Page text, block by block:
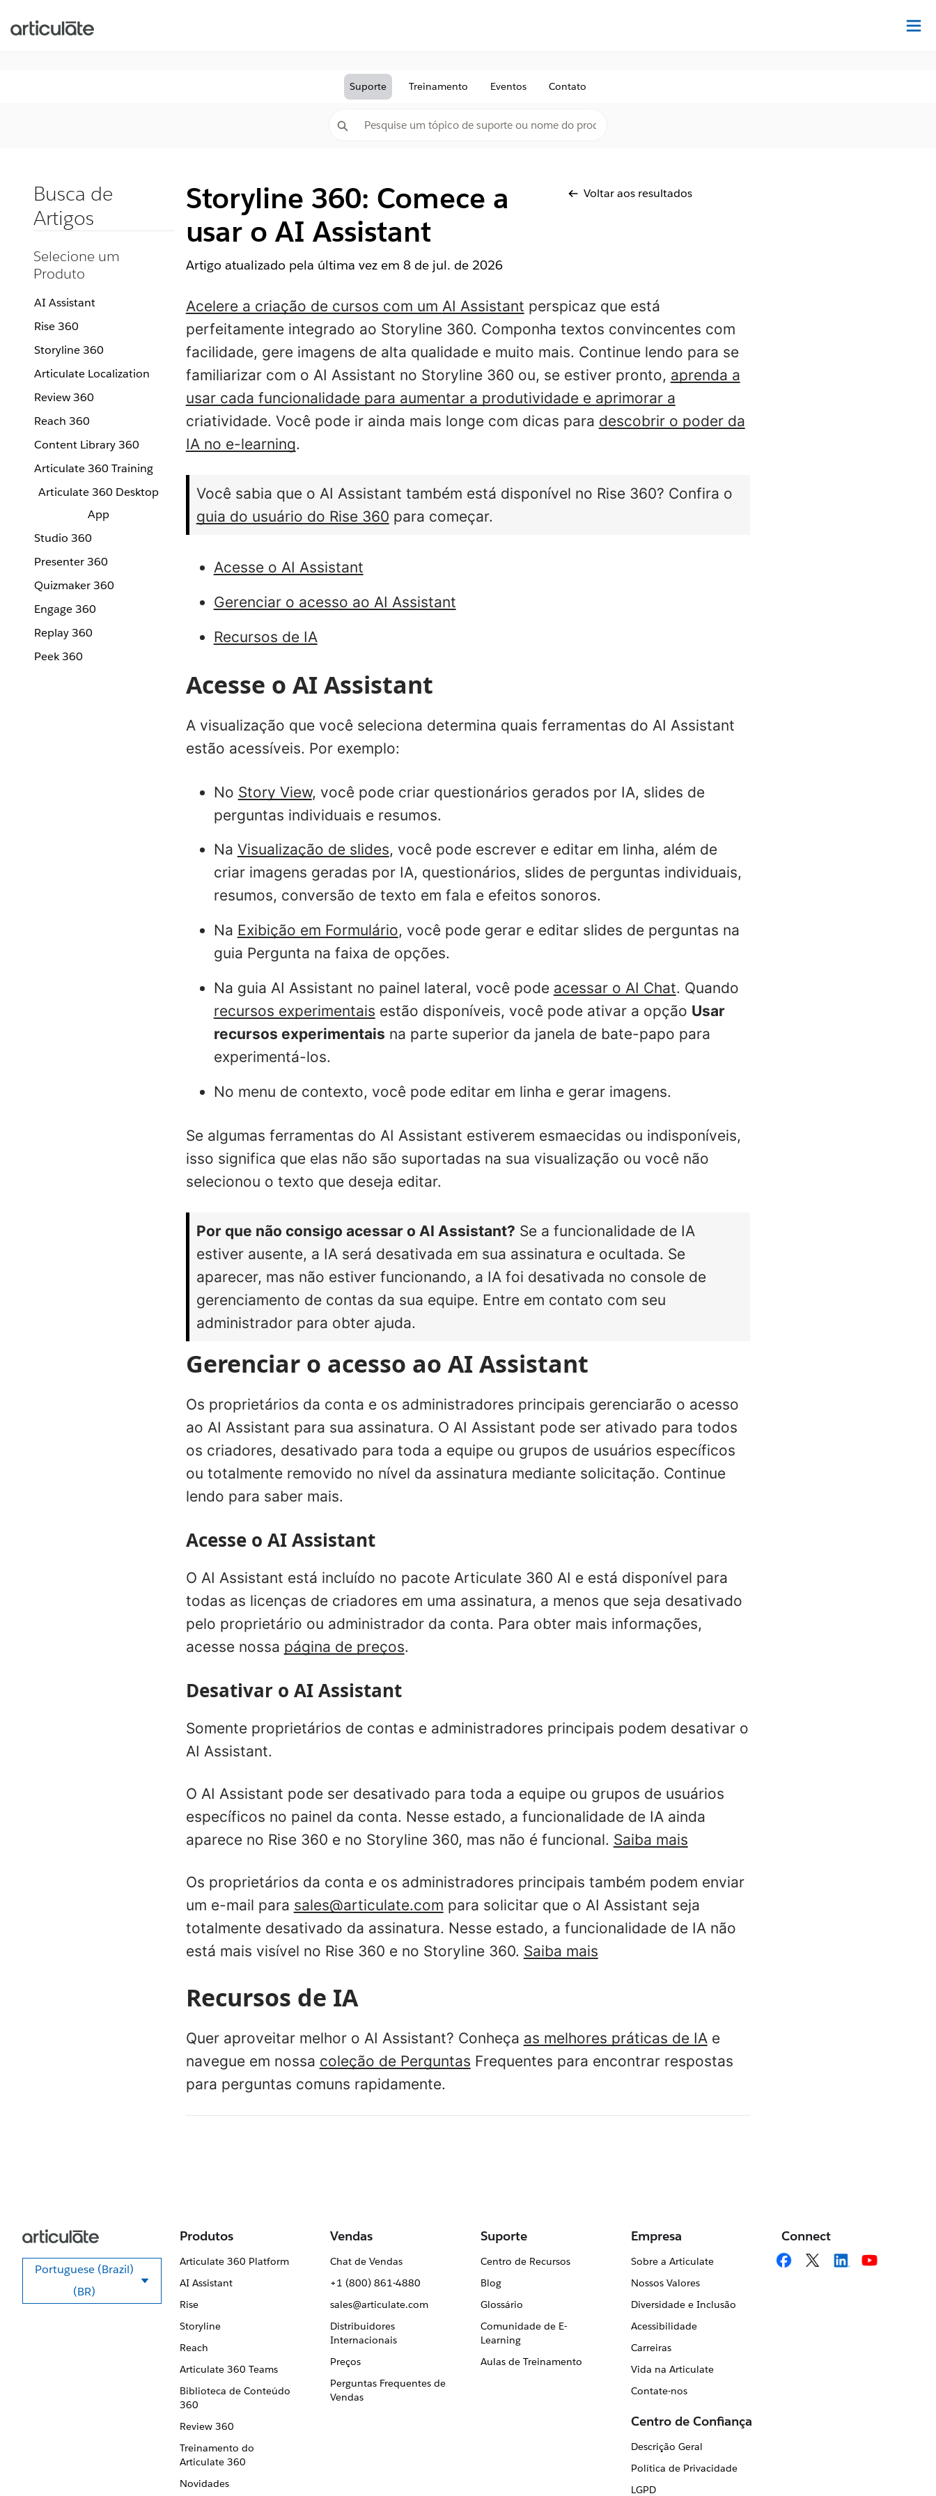
Suporte Treinamento Eventos Contato
Busca de
Artigos
Selecione um
Produto
AI Assistant
Rise 360
Storyline 360
Articulate Localization
Review 360
Reach 360
Content Library 360
Articulate 360 Training
Articulate 360 Desktop
App
Studio 360
Presenter 360
Quizmaker 360
Engage 360
Replay 360
Peek 360
Storyline 360: Comece a
usar o AI Assistant
Voltar aos resultados
Artigo atualizado pela última vez em 8 de jul. de 2026
Acelere a criação de cursos com um AI Assistant perspicaz que está
perfeitamente integrado ao Storyline 360. Componha textos convincentes com
facilidade, gere imagens de alta qualidade e muito mais. Continue lendo para se
familiarizar com o AI Assistant no Storyline 360 ou, se estiver pronto, aprenda a
usar cada funcionalidade para aumentar a produtividade e aprimorar a
criatividade. Você pode ir ainda mais longe com dicas para descobrir o poder da
IA no e-learning.
Você sabia que o AI Assistant também está disponível no Rise 360? Confira o
guia do usuário do Rise 360 para começar.
Acesse o AI Assistant
Gerenciar o acesso ao AI Assistant
Recursos de IA
Acesse o AI Assistant
A visualização que você seleciona determina quais ferramentas do AI Assistant
estão acessíveis. Por exemplo:
No Story View, você pode criar questionários gerados por IA, slides de
perguntas individuais e resumos.
Na Visualização de slides, você pode escrever e editar em linha, além de
criar imagens geradas por IA, questionários, slides de perguntas individuais,
resumos, conversão de texto em fala e efeitos sonoros.
Na Exibição em Formulário, você pode gerar e editar slides de perguntas na
guia Pergunta na faixa de opções.
Na guia AI Assistant no painel lateral, você pode acessar o AI Chat. Quando
recursos experimentais estão disponíveis, você pode ativar a opção Usar
recursos experimentais na parte superior da janela de bate-papo para
experimentá-los.
No menu de contexto, você pode editar em linha e gerar imagens.
Se algumas ferramentas do AI Assistant estiverem esmaecidas ou indisponíveis,
isso significa que elas não são suportadas na sua visualização ou você não
selecionou o texto que deseja editar.
Por que não consigo acessar o AI Assistant? Se a funcionalidade de IA
estiver ausente, a IA será desativada em sua assinatura e ocultada. Se
aparecer, mas não estiver funcionando, a IA foi desativada no console de
gerenciamento de contas da sua equipe. Entre em contato com seu
administrador para obter ajuda.
Gerenciar o acesso ao AI Assistant
Os proprietários da conta e os administradores principais gerenciarão o acesso
ao AI Assistant para sua assinatura. O AI Assistant pode ser ativado para todos
os criadores, desativado para toda a equipe ou grupos de usuários específicos
ou totalmente removido no nível da assinatura mediante solicitação. Continue
lendo para saber mais.
Acesse o AI Assistant
O AI Assistant está incluído no pacote Articulate 360 AI e está disponível para
todas as licenças de criadores em uma assinatura, a menos que seja desativado
pelo proprietário ou administrador da conta. Para obter mais informações,
acesse nossa página de preços.
Desativar o AI Assistant
Somente proprietários de contas e administradores principais podem desativar o
AI Assistant.
O AI Assistant pode ser desativado para toda a equipe ou grupos de usuários
específicos no painel da conta. Nesse estado, a funcionalidade de IA ainda
aparece no Rise 360 e no Storyline 360, mas não é funcional. Saiba mais
Os proprietários da conta e os administradores principais também podem enviar
um e-mail para sales@articulate.com para solicitar que o AI Assistant seja
totalmente desativado da assinatura. Nesse estado, a funcionalidade de IA não
está mais visível no Rise 360 e no Storyline 360. Saiba mais
Recursos de IA
Quer aproveitar melhor o AI Assistant? Conheça as melhores práticas de IAe
navegue em nossa coleção de Perguntas Frequentes para encontrar respostas
para perguntas comuns rapidamente.
Portuguese (Brazil)
(BR)Selecione seu idioma
Produtos
Articulate 360 Platform
AI Assistant
Rise
Storyline
Reach
Articulate 360 Teams
Biblioteca de Conteúdo
360
Review 360
Treinamento do
Articulate 360
Novidades
Vendas
Chat de Vendas
+1 (800) 861-4880
sales@articulate.com
Distribuidores
Internacionais
Preços
Perguntas Frequentes de
Vendas
Suporte
Centro de Recursos
Blog
Glossário
Comunidade de E-
Learning
Aulas de Treinamento
Empresa
Sobre a Articulate
Nossos Valores
Diversidade e Inclusão
Acessibilidade
Carreiras
Vida na Articulate
Contate-nos
Centro de Confiança
Descrição Geral
Política de Privacidade
LGPD
Connect